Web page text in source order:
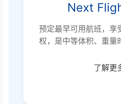
Next
预定最早可用航班，享
权，是中等体积、重量
了解更